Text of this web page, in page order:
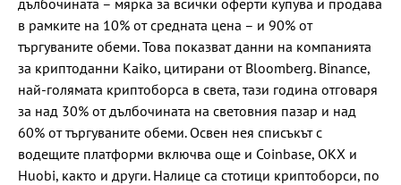
в рамките на 10% от средната цена – и 90% от
търгуваните обеми. Това показват данни на компанията
за криптоданни Kaiko, цитирани от Bloomberg. Binance,
най-голямата криптоборса в света, тази година отговаря
за над 30% от дълбочината на световния пазар и над
60% от търгуваните обеми. Освен нея списъкът с
водещите платформи включва още и Coinbase, OKX и
Huobi, както и други. Налице са стотици криптоборси, по